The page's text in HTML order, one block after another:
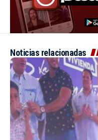
Noticias relacionadas